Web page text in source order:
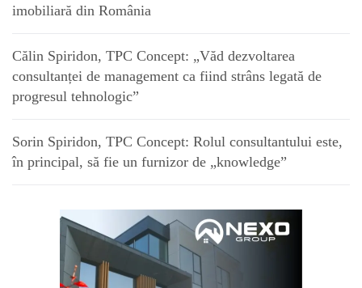
imobiliară din România
Călin Spiridon, TPC Concept: „Văd dezvoltarea
consultanței de management ca fiind strâns legată de
progresul tehnologic”
Sorin Spiridon, TPC Concept: Rolul consultantului este,
în principal, să fie un furnizor de „knowledge”